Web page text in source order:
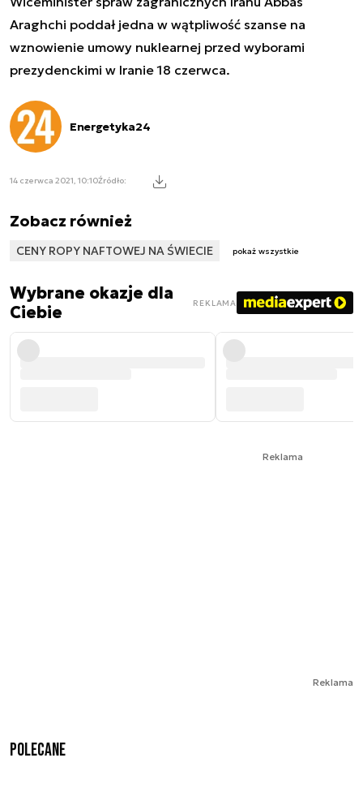
Araghchi poddał jedna w wątpliwość szanse na
wznowienie umowy nuklearnej przed wyborami
prezydenckimi w Iranie 18 czerwca.
Energetyka24
14 czerwca 2021, 10:10Źródło:
Zobacz również
CENY ROPY NAFTOWEJ NA ŚWIECIE pokaż wszystkie
Wybrane okazje dla
Ciebie
REKLAMA
Reklama
Reklama
Polecane